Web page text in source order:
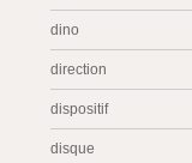
dino
direction
dispositif
disque